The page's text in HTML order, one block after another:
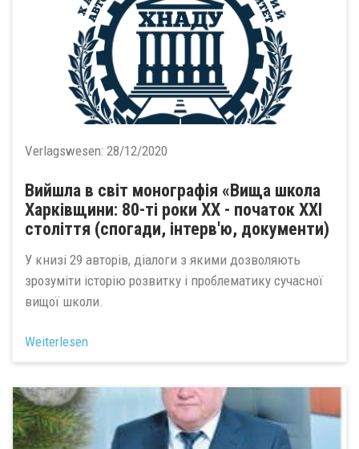
Verlagswesen: 28/12/2020
Вийшла в світ монографія «Вища школа
Харківщини: 80-ті роки ХХ - початок ХХІ
століття (спогади, інтерв'ю, документи)
У книзі 29 авторів, діалоги з якими дозволяють
зрозуміти історію розвитку і проблематику сучасної
вищої школи.
Weiterlesen